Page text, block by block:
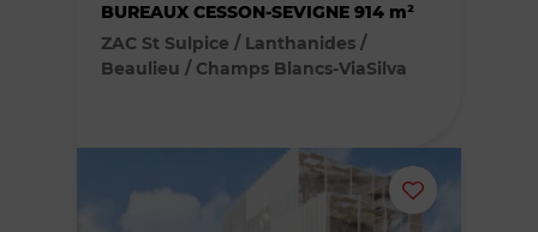
BUREAUX CESSON-SEVIGNE 914 m²
ZAC St Sulpice / Lanthanides /
Beaulieu / Champs Blancs-ViaSilva
Ajouter